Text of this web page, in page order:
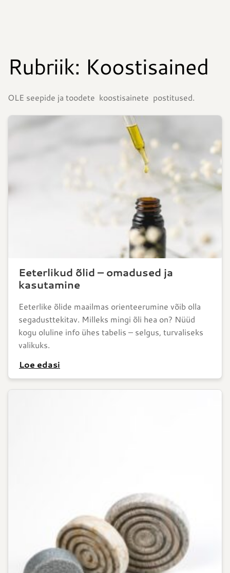
Rubriik: Koostisained
OLE seepide ja toodete koostisainete postitused.
Eeterlikud õlid – omadused ja
kasutamine
Eeterlike õlide maailmas orienteerumine võib olla
segadusttekitav. Milleks mingi õli hea on? Nüüd
kogu oluline info ühes tabelis – selgus, turvaliseks
valikuks.
Loe edasi